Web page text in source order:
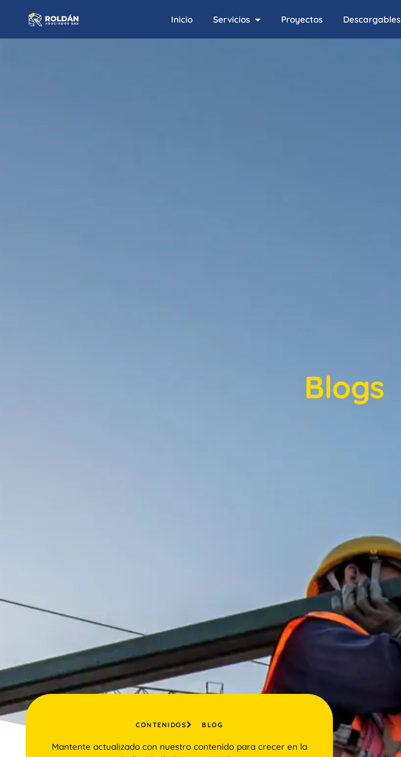
Inicio Servicios Proyectos Descargables
Blogs
CONTENIDOS BLOG
Mantente actualizado con nuestro contenido para crecer en la